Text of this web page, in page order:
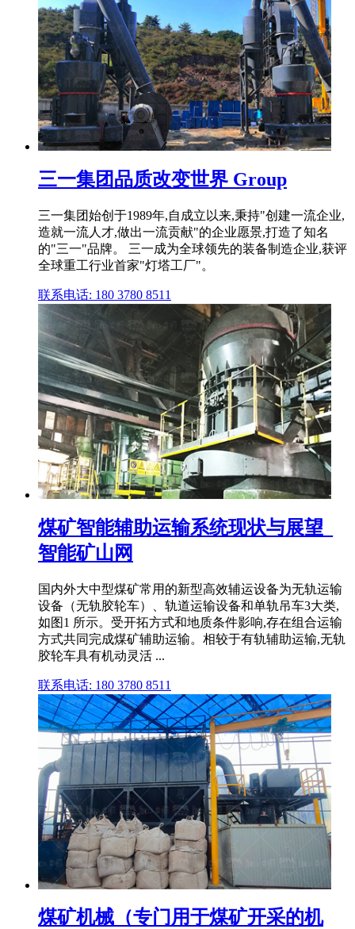
三一集团品质改变世界 Group
三一集团始创于1989年,自成立以来,秉持"创建一流企业,
造就一流人才,做出一流贡献"的企业愿景,打造了知名
的"三一"品牌。 三一成为全球领先的装备制造企业,获评
全球重工行业首家"灯塔工厂"。
联系电话: 180 3780 8511
煤矿智能辅助运输系统现状与展望_
智能矿山网
国内外大中型煤矿常用的新型高效辅运设备为无轨运输
设备（无轨胶轮车）、轨道运输设备和单轨吊车3大类,
如图1 所示。受开拓方式和地质条件影响,存在组合运输
方式共同完成煤矿辅助运输。相较于有轨辅助运输,无轨
胶轮车具有机动灵活 ...
联系电话: 180 3780 8511
煤矿机械（专门用于煤矿开采的机